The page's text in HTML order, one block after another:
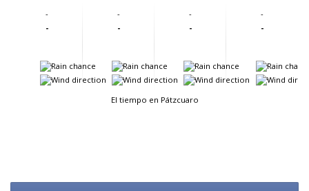
-
-
-
-
-
-
-
-
-
-
-
-
-
-
-
-
El tiempo en Pátzcuaro